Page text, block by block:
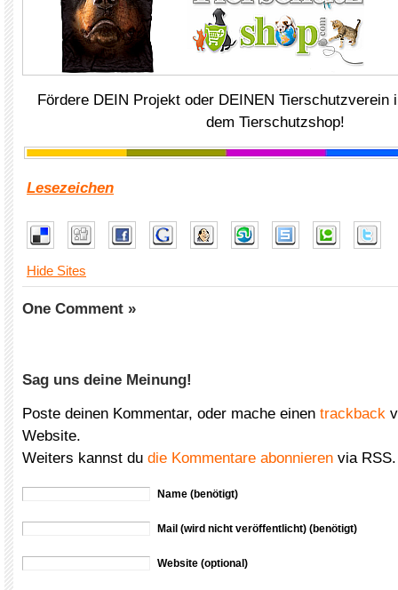
Fördere DEIN Projekt oder DEINEN Tierschutzverein
dem Tierschutzshop!
Lesezeichen
Hide Sites
One Comment »
Sag uns deine Meinung!
Poste deinen Kommentar, oder mache einen trackback
Website.
Weiters kannst du die Kommentare abonnieren via RSS.
Name (benötigt)
Mail (wird nicht veröffentlicht) (benötigt)
Website (optional)